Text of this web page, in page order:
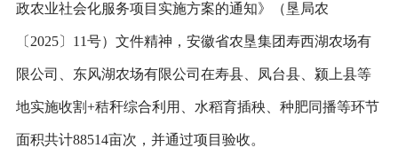
政农业社会化服务项目实施方案的通知》（垦局农
〔 2025〕 11号）文件精神，安徽省农垦集团寿西湖农场有
限公司、东风湖农场有限公司在寿县、凤台县、颍上县等
地实施收割+秸秆综合利用、水稻育插秧、种肥同播等环节
面积共计88514亩次，并通过项目验收。